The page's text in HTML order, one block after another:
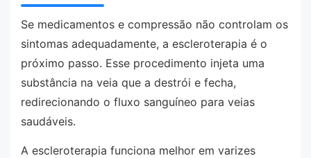
Se medicamentos e compressão não controlam os
sintomas adequadamente, a escleroterapia é o
próximo passo. Esse procedimento injeta uma
substância na veia que a destrói e fecha,
redirecionando o fluxo sanguíneo para veias
saudáveis.
A escleroterapia funciona melhor em varizes